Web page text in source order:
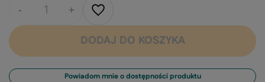
- +
DODAJ DO KOSZYKA
Powiadom mnie o dostępności produktu